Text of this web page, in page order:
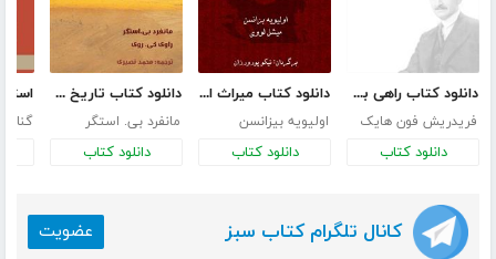
دانلود کتاب راهی به سوی بردگی
فریدریش فون هایک
دانلود کتاب
دانلود کتاب میراث انقلابی چه گوارا
اولیویه بیزانسن
دانلود کتاب
دانلود کتاب تاریخ مختصر نئولیبرالیسم
مانفرد بی. استگر
دانلود کتاب
کانال تلگرام کتاب سبز عضویت